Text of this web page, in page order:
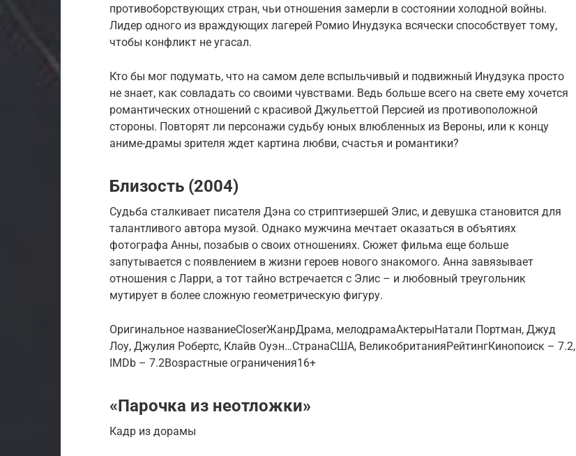
противоборствующих стран, чьи отношения замерли в состоянии холодной войны.
Лидер одного из враждующих лагерей Ромио Инудзука всячески способствует тому,
чтобы конфликт не угасал.
Кто бы мог подумать, что на самом деле вспыльчивый и подвижный Инудзука просто
не знает, как совладать со своими чувствами. Ведь больше всего на свете ему хочется
романтических отношений с красивой Джульеттой Персией из противоположной
стороны. Повторят ли персонажи судьбу юных влюбленных из Вероны, или к концу
аниме-драмы зрителя ждет картина любви, счастья и романтики?
Близость (2004)
Судьба сталкивает писателя Дэна со стриптизершей Элис, и девушка становится для
талантливого автора музой. Однако мужчина мечтает оказаться в объятиях
фотографа Анны, позабыв о своих отношениях. Сюжет фильма еще больше
запутывается с появлением в жизни героев нового знакомого. Анна завязывает
отношения с Ларри, а тот тайно встречается с Элис – и любовный треугольник
мутирует в более сложную геометрическую фигуру.
Оригинальное названиеCloserЖанрДрама, мелодрамаАктерыНатали Портман, Джуд
Лоу, Джулия Робертс, Клайв Оуэн…СтранаСША, ВеликобританияРейтингКинопоиск – 7.2,
IMDb – 7.2Возрастные ограничения16+
«Парочка из неотложки»
Кадр из дорамы